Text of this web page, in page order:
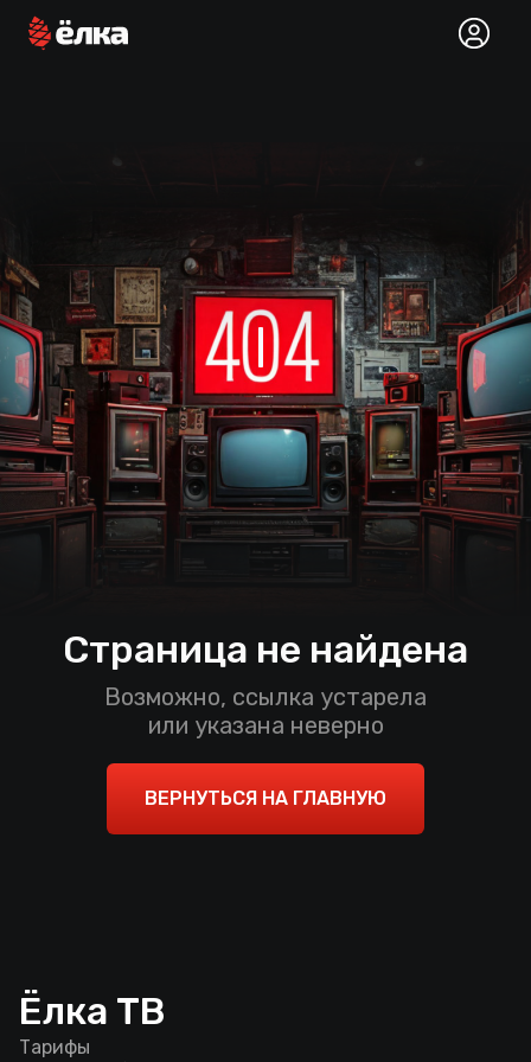
Страница не найдена
Возможно, ссылка устарела
или указана неверно
ВЕРНУТЬСЯ НА ГЛАВНУЮ
Ёлка ТВ
Тарифы